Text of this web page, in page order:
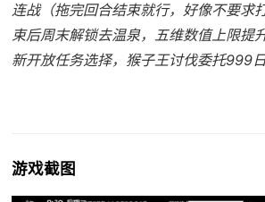
连战（拖完回合结束就行，好像不要求
束后周末解锁去温泉，五维数值上限提
新开放任务选择，猴子王讨伐委托999日
游戏截图